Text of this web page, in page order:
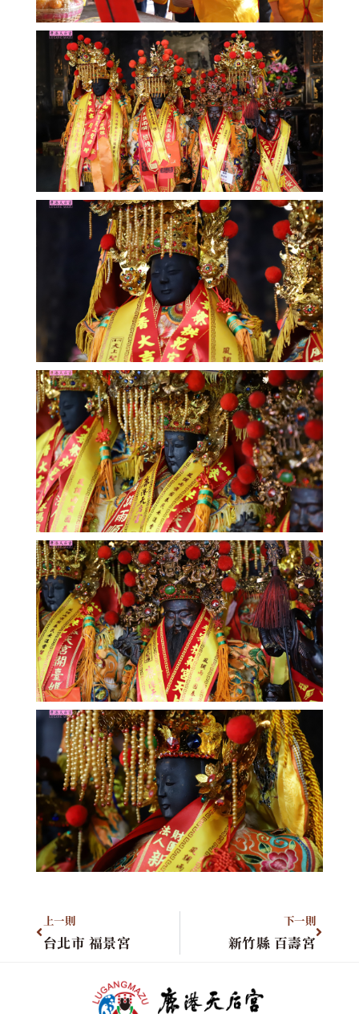
上一則
台北市 福景宮
下一則
新竹縣 百壽宮